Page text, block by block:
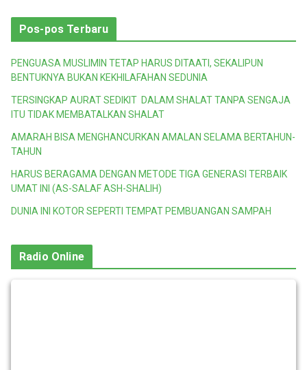
Pos-pos Terbaru
PENGUASA MUSLIMIN TETAP HARUS DITAATI, SEKALIPUN
BENTUKNYA BUKAN KEKHILAFAHAN SEDUNIA
TERSINGKAP AURAT SEDIKIT DALAM SHALAT TANPA SENGAJA
ITU TIDAK MEMBATALKAN SHALAT
AMARAH BISA MENGHANCURKAN AMALAN SELAMA BERTAHUN-
TAHUN
HARUS BERAGAMA DENGAN METODE TIGA GENERASI TERBAIK
UMAT INI (AS-SALAF ASH-SHALIH)
DUNIA INI KOTOR SEPERTI TEMPAT PEMBUANGAN SAMPAH
Radio Online